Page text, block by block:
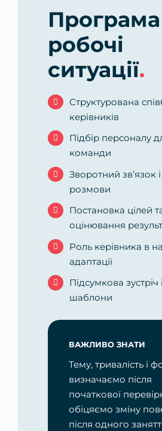
Програма
робочі
ситуації.
Структурована
керівників
Підбір персоналу
команди
Зворотний зв’язок
розмови
Постановка цілей
оцінювання
Роль керівника в
адаптації
Підсумкова зустріч
шаблони
ВАЖЛИВО ЗНАТИ
Тему, тривалість і
визначаємо після
початкової
обіцяємо зміну
після одного